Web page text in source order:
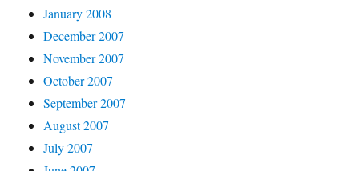
January 2008
December 2007
November 2007
October 2007
September 2007
August 2007
July 2007